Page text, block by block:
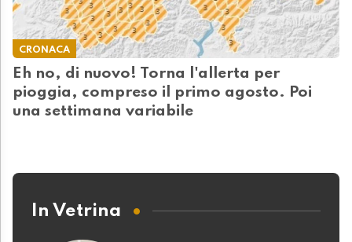
CRONACA
Eh no, di nuovo! Torna l'allerta per
pioggia, compreso il primo agosto. Poi
una settimana variabile
In Vetrina